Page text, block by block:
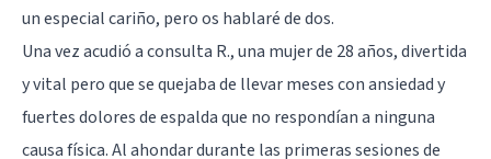
un especial cariño, pero os hablaré de dos.
Una vez acudió a consulta R., una mujer de 28 años, divertida
y vital pero que se quejaba de llevar meses con ansiedad y
fuertes dolores de espalda que no respondían a ninguna
causa física. Al ahondar durante las primeras sesiones de